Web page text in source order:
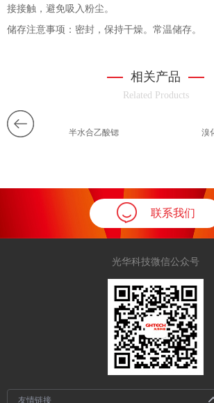
接接触，避免吸入粉尘。
储存注意事项：密封，保持干燥。常温储存。
相关产品
Related Products
半水合乙酸锶 溴
联系我们
光华科技微信公众号
友情链接